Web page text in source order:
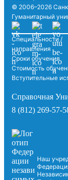
© 2006–2026
Гуманитарный
Специальности /
направления
Сроки обучения
Стоимость
Вступительные
Справочная
8 (812) 269-57-
Наш